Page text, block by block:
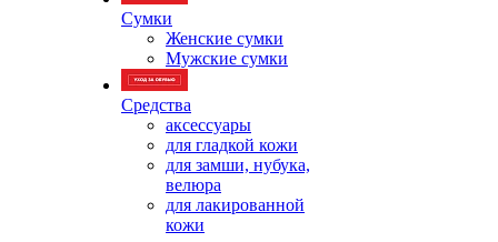
Сумки
Женские сумки
Мужские сумки
Средства
аксессуары
для гладкой кожи
для замши, нубука,
велюра
для лакированной
кожи